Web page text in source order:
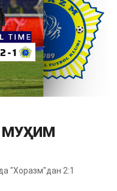
МУҲИМ
"Хоразм"дан 2:1